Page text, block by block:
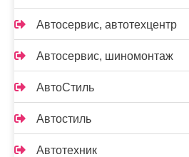
Автосервис, автотехцентр
Автосервис, шиномонтаж
АвтоСтиль
Автостиль
Автотехник